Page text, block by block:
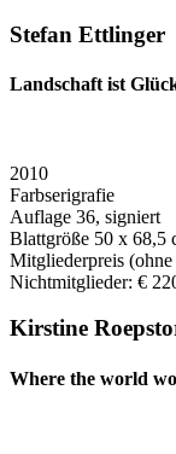
Stefan Ettlinger
Landschaft ist
2010
Farbserigrafie
Auflage 36, signiert
Blattgröße 50 x 68,5
Mitgliederpreis
Nichtmitglieder: €
Kirstine
Where the world